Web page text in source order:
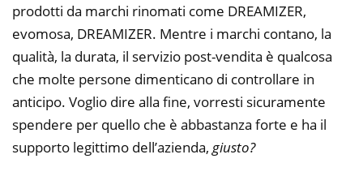
prodotti da marchi rinomati come DREAMIZER,
evomosa, DREAMIZER. Mentre i marchi contano, la
qualità, la durata, il servizio post-vendita è qualcosa
che molte persone dimenticano di controllare in
anticipo. Voglio dire alla fine, vorresti sicuramente
spendere per quello che è abbastanza forte e ha il
supporto legittimo dell’azienda, giusto?